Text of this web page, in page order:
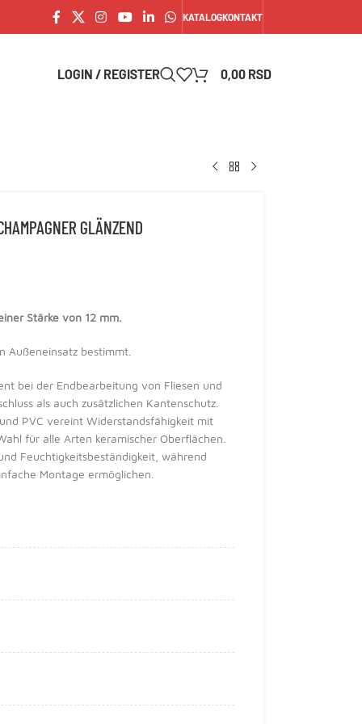
KATALOGKONTAKT
LOGIN / REGISTER 0,00 RSD
GLÄNZEND
Stärke von 12 mm.
Außeneinsatz bestimmt.
bei der Endbearbeitung von Fliesen und
als auch zusätzlichen Kantenschutz.
PVC vereint Widerstandsfähigkeit mit
für alle Arten keramischer Oberflächen.
Feuchtigkeitsbeständigkeit, während
Montage ermöglichen.